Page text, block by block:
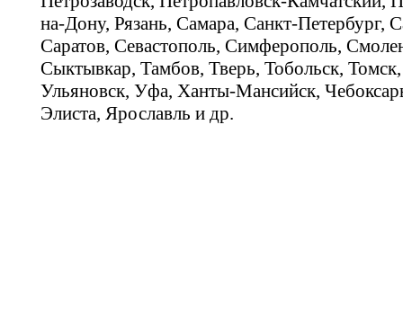
на-Дону, Рязань, Самара, Санкт-Петербург,
Саратов, Севастополь, Симферополь,
Сыктывкар, Тамбов, Тверь, Тобольск,
Ульяновск, Уфа, Ханты-Мансийск,
Элиста, Ярославль и др.